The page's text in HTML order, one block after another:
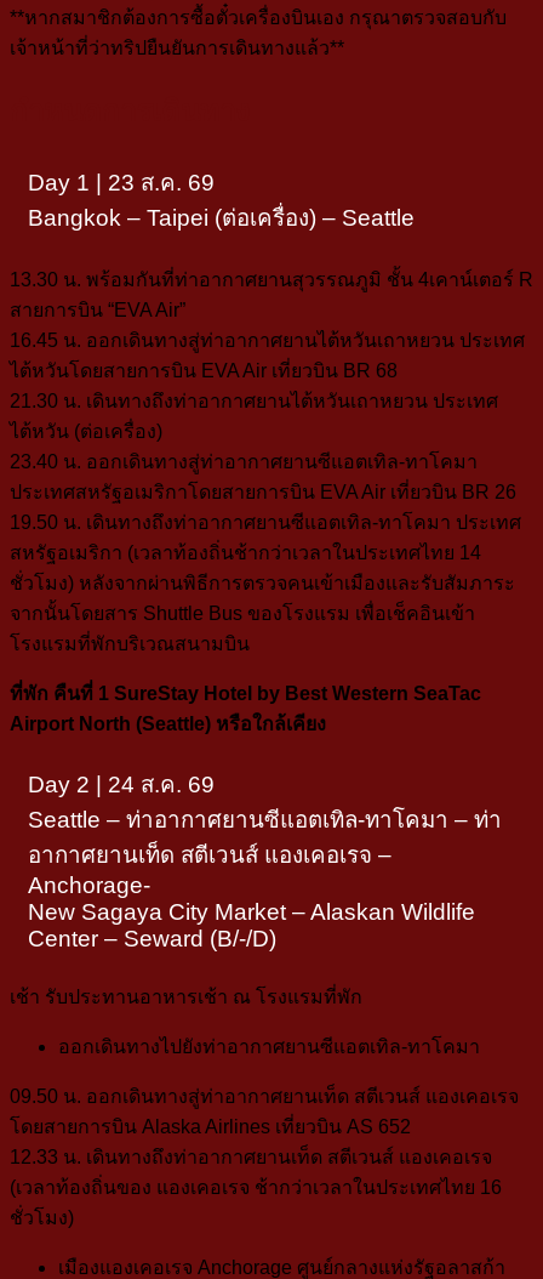
**หากสมาชิกต้องการซื้อตั๋วเครื่องบินเอง กรุณาตรวจสอบกับ
เจ้าหน้าที่ว่าทริปยืนยันการเดินทางแล้ว**
Day 1 | 23 ส.ค. 69
Bangkok – Taipei (ต่อเครื่อง) – Seattle
13.30 น. พร้อมกันที่ท่าอากาศยานสุวรรณภูมิ ชั้น 4เคาน์เตอร์ R
สายการบิน “EVA Air”
16.45 น. ออกเดินทางสู่ท่าอากาศยานไต้หวันเถาหยวน ประเทศ
ไต้หวันโดยสายการบิน EVA Air เที่ยวบิน BR 68
21.30 น. เดินทางถึงท่าอากาศยานไต้หวันเถาหยวน ประเทศ
ไต้หวัน (ต่อเครื่อง)
23.40 น. ออกเดินทางสู่ท่าอากาศยานซีแอตเทิล-ทาโคมา
ประเทศสหรัฐอเมริกาโดยสายการบิน EVA Air เที่ยวบิน BR 26
19.50 น. เดินทางถึงท่าอากาศยานซีแอตเทิล-ทาโคมา ประเทศ
สหรัฐอเมริกา (เวลาท้องถิ่นช้ากว่าเวลาในประเทศไทย 14
ชั่วโมง) หลังจากผ่านพิธีการตรวจคนเข้าเมืองและรับสัมภาระ
จากนั้นโดยสาร Shuttle Bus ของโรงแรม เพื่อเช็คอินเข้า
โรงแรมที่พักบริเวณสนามบิน
ที่พัก คืนที่ 1 SureStay Hotel by Best Western SeaTac
Airport North (Seattle) หรือใกล้เคียง
Day 2 | 24 ส.ค. 69
Seattle – ท่าอากาศยานซีแอตเทิล-ทาโคมา – ท่า
อากาศยานเท็ด สตีเวนส์ แองเคอเรจ –
Anchorage-
New Sagaya City Market – Alaskan Wildlife
Center – Seward (B/-/D)
เช้า รับประทานอาหารเช้า ณ โรงแรมที่พัก
ออกเดินทางไปยังท่าอากาศยานซีแอตเทิล-ทาโคมา
09.50 น. ออกเดินทางสู่ท่าอากาศยานเท็ด สตีเวนส์ แองเคอเรจ
โดยสายการบิน Alaska Airlines เที่ยวบิน AS 652
12.33 น. เดินทางถึงท่าอากาศยานเท็ด สตีเวนส์ แองเคอเรจ
(เวลาท้องถิ่นของ แองเคอเรจ ช้ากว่าเวลาในประเทศไทย 16
ชั่วโมง)
เมืองแองเคอเรจ Anchorage ศูนย์กลางแห่งรัฐอลาสก้า